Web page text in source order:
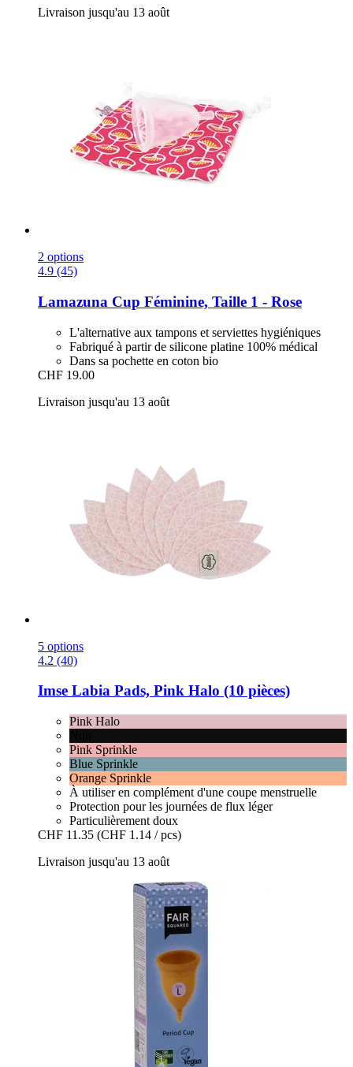
Livraison jusqu'au 13 août
2 options
4.9 (45)
Lamazuna Cup Féminine, Taille 1 -​ Rose
L'alternative aux tampons et serviettes hygiéniques
Fabriqué à partir de silicone platine 100% médical
Dans sa pochette en coton bio
CHF 19.00
Livraison jusqu'au 13 août
5 options
4.2 (40)
Imse Labia Pads, Pink Halo (10 pièces)
Pink Halo
Pink Sprinkle
Blue Sprinkle
Orange Sprinkle
À utiliser en complément d'une coupe menstruelle
Protection pour les journées de flux léger
Particulièrement doux
CHF 11.35 (CHF 1.14 / pcs)
Livraison jusqu'au 13 août